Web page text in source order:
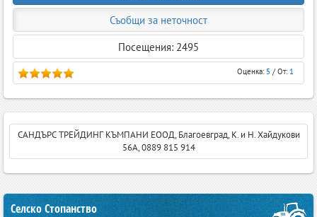
Съобщи за неточност
Посещения: 2495
Оценка: 5 / От: 1
САНДЪРС ТРЕЙДИНГ КЪМПАНИ ЕООД, Благоевград, К. и Н. Хайдукови
56А, 0889 815 914
Селско Стопанство